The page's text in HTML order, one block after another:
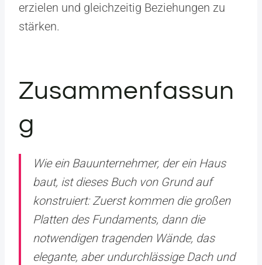
erzielen und gleichzeitig Beziehungen zu
stärken.
Zusammenfassun
g
Wie ein Bauunternehmer, der ein Haus
baut, ist dieses Buch von Grund auf
konstruiert: Zuerst kommen die großen
Platten des Fundaments, dann die
notwendigen tragenden Wände, das
elegante, aber undurchlässige Dach und